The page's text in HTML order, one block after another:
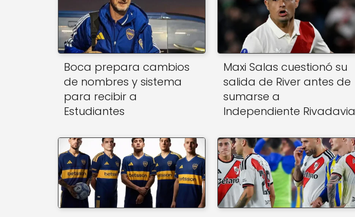
Boca prepara cambios
de nombres y sistema
para recibir a
Estudiantes
Maxi Salas cuestionó su
salida de River antes de
sumarse a
Independiente Rivadavia